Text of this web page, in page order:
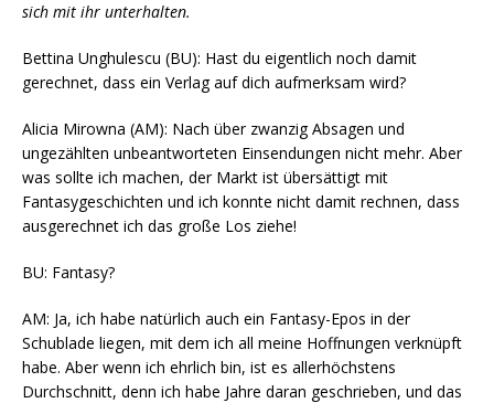
sich mit ihr unterhalten.
Bettina Unghulescu (BU): Hast du eigentlich noch damit
gerechnet, dass ein Verlag auf dich aufmerksam wird?
Alicia Mirowna (AM): Nach über zwanzig Absagen und
ungezählten unbeantworteten Einsendungen nicht mehr. Aber
was sollte ich machen, der Markt ist übersättigt mit
Fantasygeschichten und ich konnte nicht damit rechnen, dass
ausgerechnet ich das große Los ziehe!
BU: Fantasy?
AM: Ja, ich habe natürlich auch ein Fantasy-Epos in der
Schublade liegen, mit dem ich all meine Hoffnungen verknüpft
habe. Aber wenn ich ehrlich bin, ist es allerhöchstens
Durchschnitt, denn ich habe Jahre daran geschrieben, und das